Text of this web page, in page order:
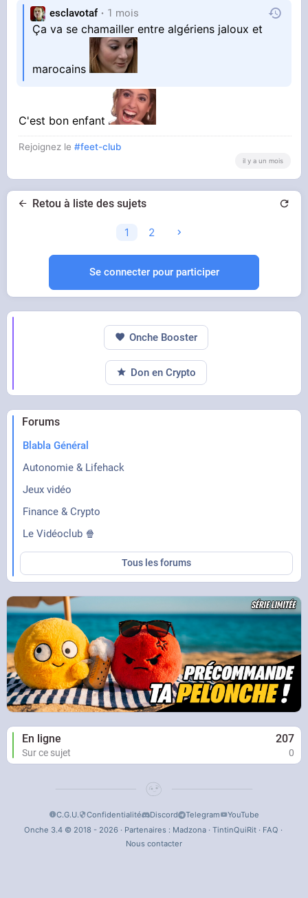
esclavotaf 1 mois
Ça va se chamailler entre algériens jaloux et
marocains
C'est bon enfant
Rejoignez le#feet-club
il y a un mois
Retou à liste des sujets
1 2
Se connecter pour participer
Forums
Blabla Général
Autonomie & Lifehack
Jeux vidéo
Finance & Crypto
Le Vidéoclub 🍿
Tous les forums
En ligne 207
Sur ce sujet 0
Onche Booster
Don en Crypto
C.G.U. Confidentialité Discord Telegram
YouTube
Onche 3.4 © 2018 - 2026 · Partenaires : Madzona· TintinQuiRit· FAQ ·
Nous contacter